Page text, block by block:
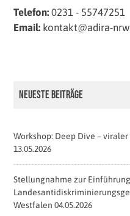
Telefon: 0231 - 55747251
Email: kontakt@adira-
Neueste Beiträge
Workshop: Deep Dive –
13.05.2026
Stellungnahme zur
Westfalen 04.05.2026